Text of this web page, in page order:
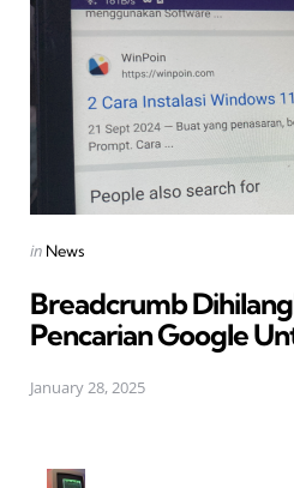
Posted
in News
Breadcrumb
Pencarian Google
January 28, 2025